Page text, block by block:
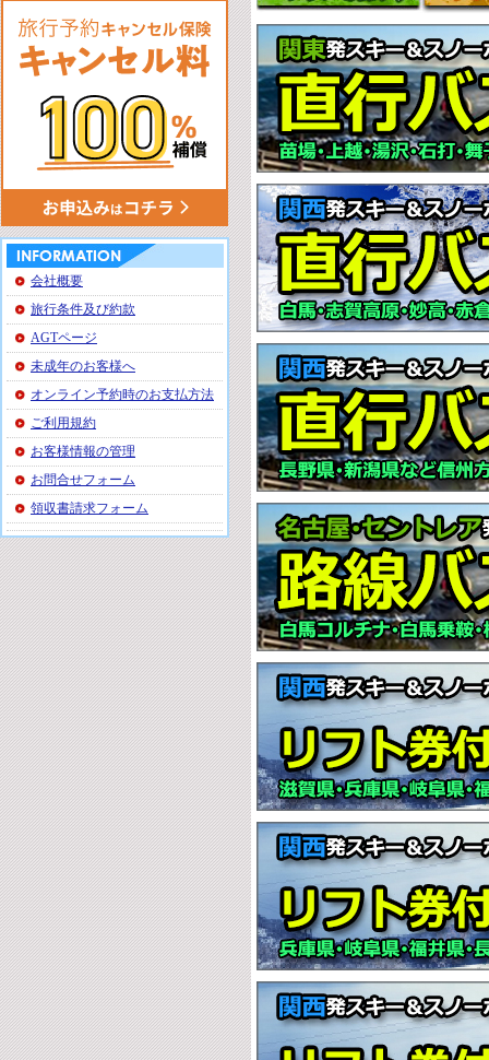
会社概要
旅行条件及び約款
AGTページ
未成年のお客様へ
オンライン予約時のお支払方法
ご利用規約
お客様情報の管理
お問合せフォーム
領収書請求フォーム